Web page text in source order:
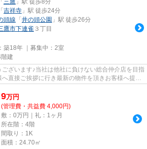
「 三鷹 」駅 徒歩8分
「 吉祥寺 」駅 徒歩24分
頭線 「 井の頭公園 」駅 徒歩26分
鷹市下連雀 ３丁目
築18年 ｜募集中： 2室
建
ざいます♪当社は他社に負けない総合仲介店を目指
直接ご挨拶に行き最新の物件を頂きお客様へ提供
9万円
(管理費・共益費 4,000円)
敷：0万円｜礼：1ヶ月
所在階：4階
間取り：1K
面積：24.70㎡